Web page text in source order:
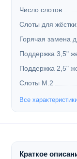
Число слотов
Слоты для
Горячая замена
Поддержка 3,5"
Поддержка 2,5"
Слоты M.2
Все
Краткое